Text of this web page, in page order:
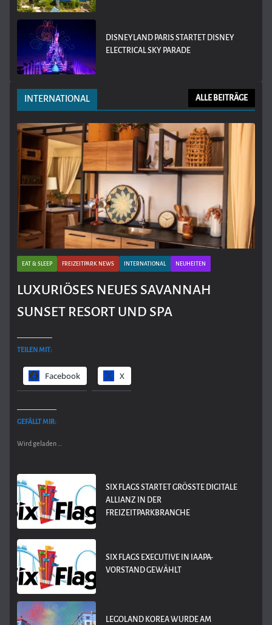
DISNEYLAND PARIS STARTET DISNEY
ELECTRICAL SKY PARADE
INTERNATIONAL ALLE BEITRÄGE
EAT & SLEEP FREIZEITPARK NEWS INTERNATIONAL NEUHEITEN
LUXURIÖSES NEUES SAVANNAH
SUNSET RESORT UND SPA
TEILEN MIT:
Facebook X
GEFÄLLT MIR:
Wird geladen …
SIX FLAGS STARTET GRÖSSTE DIGITALE A
LLIANZ IN DER F
REIZEITPARKBRANCHE
SIX FLAGS EXECUTIVE IN IAAPA-
VORSTAND GEWÄHLT
LEGOLAND KOREA WURDE AM